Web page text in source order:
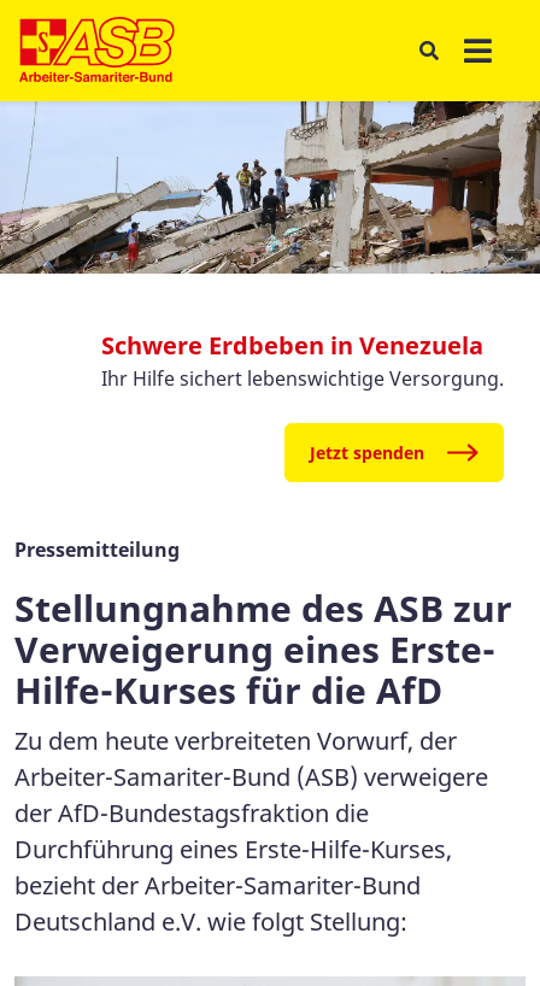
Schwere Erdbeben in Venezuela
Ihr Hilfe sichert lebenswichtige Versorgung.
Jetzt spenden
Pressemitteilung
Stellungnahme des ASB zur
Verweigerung eines Erste-
Hilfe-Kurses für die AfD
Zu dem heute verbreiteten Vorwurf, der
Arbeiter-Samariter-Bund (ASB) verweigere
der AfD-Bundestagsfraktion die
Durchführung eines Erste-Hilfe-Kurses,
bezieht der Arbeiter-Samariter-Bund
Deutschland e.V. wie folgt Stellung: